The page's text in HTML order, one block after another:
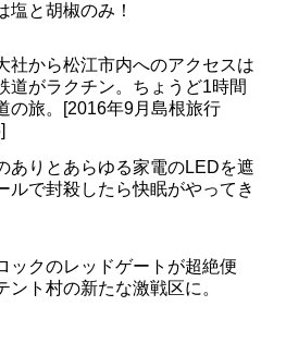
塩と胡椒のみ！
社から松江市内へのアクセスは
道がラクチン。ちょうど1時間
の旅。[2016年9月島根旅行
ありとあらゆる家電のLEDを遮
ルで封殺したら快眠がやってき
ックのレッドゲートが超絶便
ント村の新たな激戦区に。